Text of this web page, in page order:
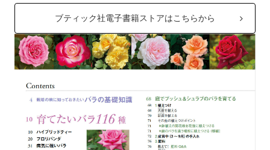
ブティック社電子書籍ストアはこちらから